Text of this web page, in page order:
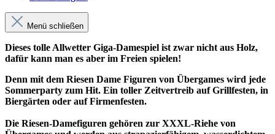
Menü schließen
Dieses tolle Allwetter Giga-Damespiel ist zwar nicht aus Holz,
dafür kann man es aber im Freien spielen!
Denn mit dem Riesen Dame Figuren von Übergames wird jede
Sommerparty zum Hit. Ein toller Zeitvertreib auf Grillfesten, in
Biergärten oder auf Firmenfesten.
Die Riesen-Damefiguren gehören zur XXXL-Riehe von